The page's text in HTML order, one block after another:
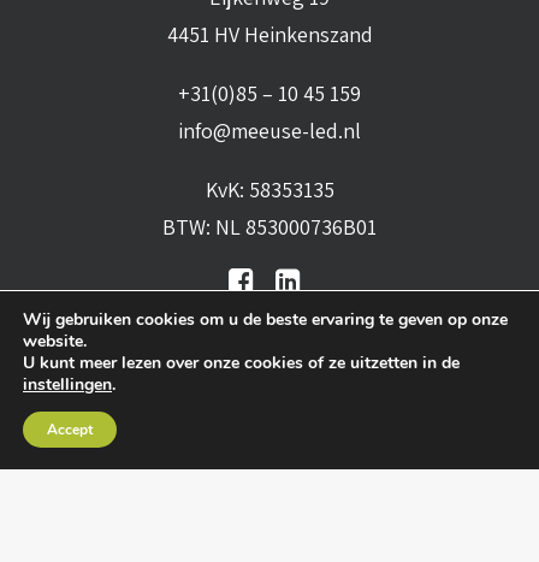
4451 HV Heinkenszand
+31(0)85 – 10 45 159
info@meeuse-led.nl
KvK: 58353135
BTW: NL 853000736B01
leveringsvoorwaarden
Wij gebruiken cookies om u de beste ervaring te geven op onze
website.
U kunt meer lezen over onze cookies of ze uitzetten in de
instellingen.
Accept